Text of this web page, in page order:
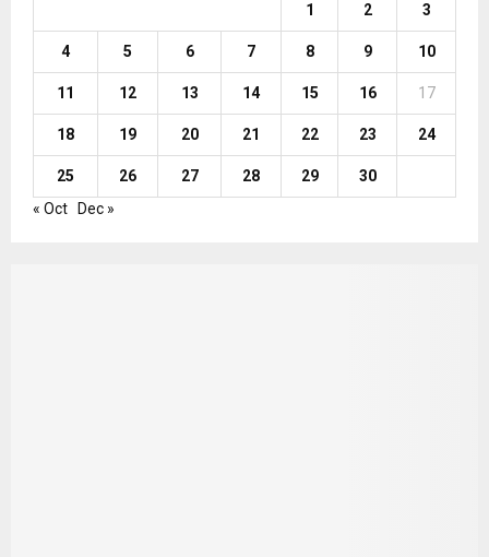
1 2 3
4 5 6 7 8 9 10
11 12 13 14 15 16 17
18 19 20 21 22 23 24
25 26 27 28 29
30
« Oct
Dec »